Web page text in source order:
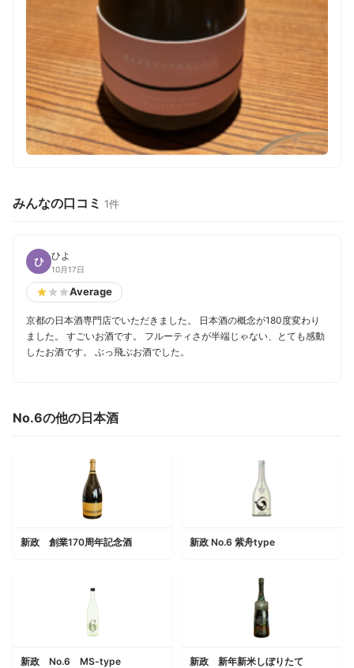
みんなの口コミ 1件
ひ ひよ
10月17日
Average
京都の日本酒専門店でいただきました。 日本酒の概念が180度変わり
ました。 すごいお酒です。 フルーティさが半端じゃない、とても感動
したお酒です。 ぶっ飛ぶお酒でした。
No.6の他の日本酒
新政 創業170周年記念酒 新政 No.6 紫舟type
新政 No.6 MS-type 新政 新年新米しぼりたて